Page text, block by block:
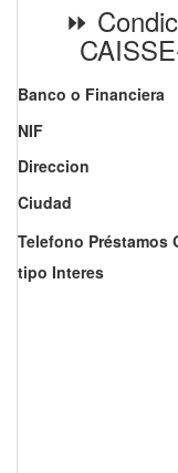
⏩
Banco o Financiera
NIF
Direccion
Ciudad
Telefono Préstamos
tipo Interes